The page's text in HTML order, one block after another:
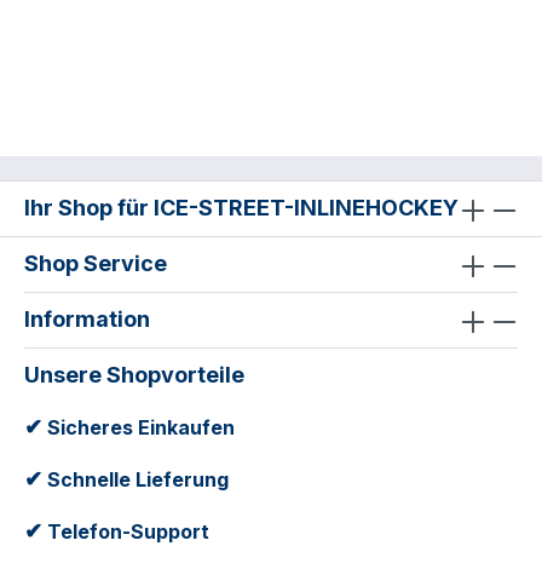
Ihr Shop für ICE-STREET-INLINEHOCKEY
Shop Service
Information
Unsere Shopvorteile
✔ Sicheres Einkaufen
✔ Schnelle Lieferung
✔ Telefon-Support